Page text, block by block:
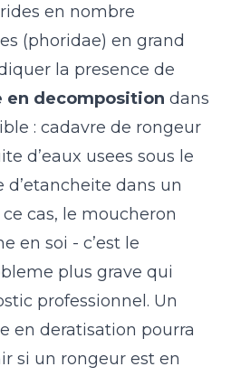
en nombre
(phoridae) en grand
la presence de
en decomposition dans
: cadavre de rongeur
d’eaux usees sous le
dans un
cas, le moucheron
en soi - c’est le
plus grave qui
professionnel. Un
en deratisation pourra
si un rongeur est en